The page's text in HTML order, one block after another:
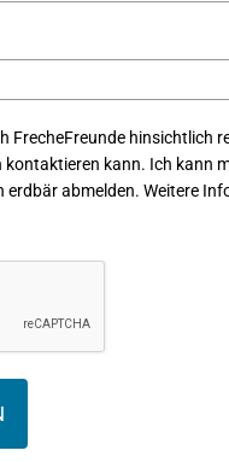
FrecheFreunde hinsichtlich
kann. Ich kann
abmelden. Weitere